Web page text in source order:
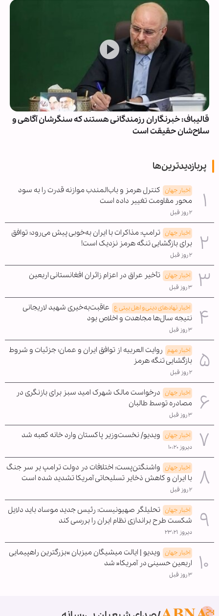
قالیباف: خبرنگاران رزمندگانی هستند که سنگرشان آگاهی و
سلاح‌شان حقیقت است
پربازدیدترین‌ها
اخبار جهان کنترل هرمز و باب‌المندب موازنه قدرت را به سود
محور مقاومت تغییر داده است
۲ روز قبل
اخبار جهان ترامپ: مذاکرات با ایران به‌خوبی پیش می‌رود؛ توافق
برای بازگشایی تنگه هرمز نزدیک است!
۲ روز قبل
اخبار جهان تأخیر عراق در اعزام زائران افغانستانی اربعین
۳ روز قبل
اخبار نهادهای دینی و اهل بیتی ع عاقبت‌به‌خیری شهید لاریجانی
نتیجه سال‌ها مجاهدت و اخلاص بود
۳ روز قبل
اخبار مهم روایت العربیه از توافق ایران و عمان؛ جزئیات و شروط
بازگشایی تنگه هرمز
۲ روز قبل
اخبار جهان درخواست مالک شهرک امید سبز برای بازنگری در
مصادره توسط طالبان
۳ روز قبل
اخبار جهان ویدیو/ نخست‌وزیر پاکستان وارد خانه کعبه شد
دیروز ۱۰:۲۰
اخبار جهان واشنگتن‌پست: اختلافات در دولت ترامپ بر سر جنگ
با ایران و کاهش ذخایر تسلیحاتی آمریکا تشدید شده است
۲ روز قبل
اخبار جهان تحلیلگر صهیونیست: رئیس جدید موساد باید دلایل
شکست طرح براندازی نظام ایران را بررسی کند
دیروز ۲۳:۲۱
اخبار جهان ویدیو | ایالت میشیگان میزبان »بزرگترین راهپیمایی
اربعین حسینی در آمریکا« شد
۳ روز قبل